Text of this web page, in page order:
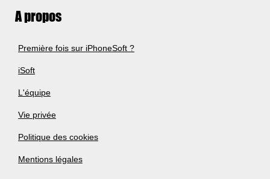
A propos
Première fois sur iPhoneSoft ?
iSoft
L'équipe
Vie privée
Politique des cookies
Mentions légales